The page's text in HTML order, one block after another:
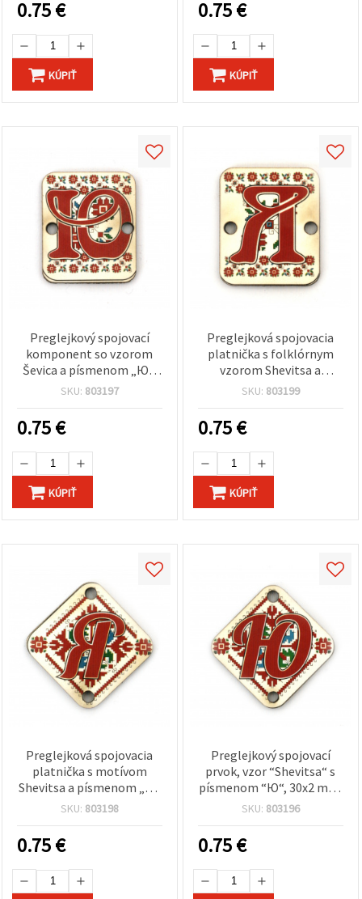
ks – na výrobu šperkov,
náramkov, scrapbooking
a DIY tvorenie
0.75€
KÚPIŤ
sada 5 ks – na výrobu
šperkov, scrapbooking a
DIY tvorenie
0.75€
KÚPIŤ
Preglejkový spojovací
komponent so vzorom
Ševica a písmenom „Ю“,
20x25x2 mm, otvor 2,5
SKU: 803197
0.75€
KÚPIŤ
Preglejková spojovacia
platnička s folklórnym
vzorom Shevitsa a
písmenom „Я“, 20x25x2
balenie 5 ks
SKU: 803199
0.75€
KÚPIŤ
Preglejková spojovacia
platnička s motívom
Shevitsa a písmenom „Я“,
30 x 2 mm, s otvorom 2,5
SKU: 803198
0.75€
Preglejkový spojovací
prvok, vzor “Shevitsa“ s
písmenom “Ю“, 30x2 mm,
otvor 2,5 mm - balenie 5
SKU: 803196
0.75€